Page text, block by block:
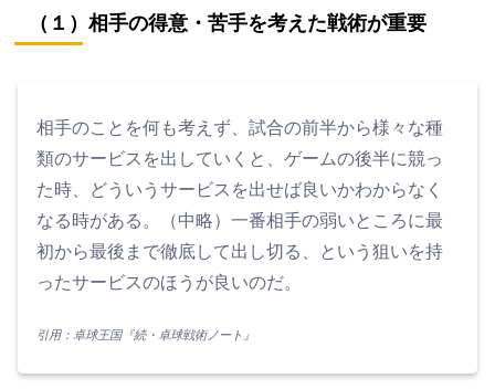
（１）相手の得意・苦手を考えた戦術が重要
相手のことを何も考えず、試合の前半から様々な種
類のサービスを出していくと、ゲームの後半に競っ
た時、どういうサービスを出せば良いかわからなく
なる時がある。（中略）一番相手の弱いところに最
初から最後まで徹底して出し切る、という狙いを持
ったサービスのほうが良いのだ。
引用：卓球王国『続・卓球戦術ノート』